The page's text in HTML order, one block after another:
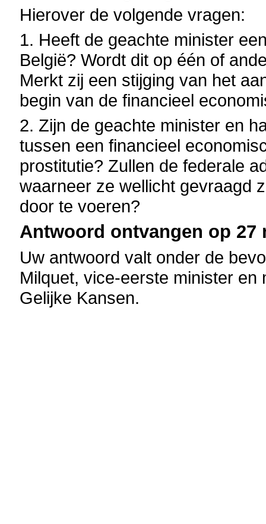
Hierover de volgende vragen:
1. Heeft de geachte minister
België? Wordt dit op één of
Merkt zij een stijging van het
begin van de financieel
2. Zijn de geachte minister en
tussen een financieel
prostitutie? Zullen de federale
waarneer ze wellicht gevraagd
door te voeren?
Antwoord ontvangen op 27
Uw antwoord valt onder de
Milquet, vice-eerste minister
Gelijke Kansen.